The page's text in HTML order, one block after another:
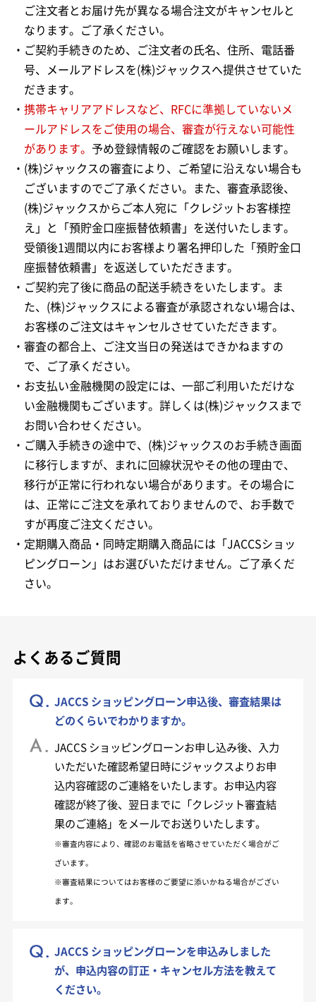
ご注文者とお届け先が異なる場合注文がキャンセルと
なります。ご了承ください。
・ご契約手続きのため、ご注文者の氏名、住所、電話番
号、メールアドレスを(株)ジャックスへ提供させていた
だきます。
・ 携帯キャリアアドレスなど、RFCに準拠していないメ
ールアドレスをご使用の場合、審査が行えない可能性
があります。 予め登録情報のご確認をお願いします。
・(株)ジャックスの審査により、ご希望に沿えない場合も
ございますのでご了承ください。また、審査承認後、
(株)ジャックスからご本人宛に「クレジットお客様控
え」と「預貯金口座振替依頼書」を送付いたします。
受領後1週間以内にお客様より署名押印した「預貯金口
座振替依頼書」を返送していただきます。
・ご契約完了後に商品の配送手続きをいたします。ま
た、(株)ジャックスによる審査が承認されない場合は、
お客様のご注文はキャンセルさせていただきます。
・審査の都合上、ご注文当日の発送はできかねますの
で、ご了承ください。
・お支払い金融機関の設定には、一部ご利用いただけな
い金融機関もございます。詳しくは(株)ジャックスまで
お問い合わせください。
・ご購入手続きの途中で、(株)ジャックスのお手続き画面
に移行しますが、まれに回線状況やその他の理由で、
移行が正常に行われない場合があります。その場合に
は、正常にご注文を承れておりませんので、お手数で
すが再度ご注文ください。
・定期購入商品・同時定期購入商品には「JACCSショッ
ピングローン」はお選びいただけません。ご了承くだ
さい。
よくあるご質問
JACCS ショッピングローン申込後、審査結果は
どのくらいでわかりますか。
JACCS ショッピングローンお申し込み後、入力
いただいた確認希望日時にジャックスよりお申
込内容確認のご連絡をいたします。お申込内容
確認が終了後、翌日までに「クレジット審査結
果のご連絡」をメールでお送りいたします。
※審査内容により、確認のお電話を省略させていただく場合がご
ざいます。
※審査結果についてはお客様のご要望に添いかねる場合がござい
ます。
JACCS ショッピングローンを申込みしました
が、申込内容の訂正・キャンセル方法を教えて
ください。